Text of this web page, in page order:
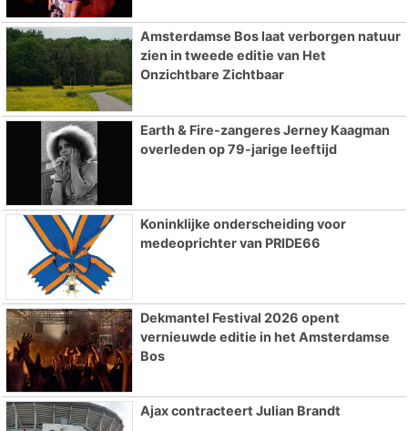
Amsterdamse Bos laat verborgen natuur
zien in tweede editie van Het
Onzichtbare Zichtbaar
Earth & Fire-zangeres Jerney Kaagman
overleden op 79-jarige leeftijd
Koninklijke onderscheiding voor
medeoprichter van PRIDE66
Dekmantel Festival 2026 opent
vernieuwde editie in het Amsterdamse
Bos
Ajax contracteert Julian Brandt